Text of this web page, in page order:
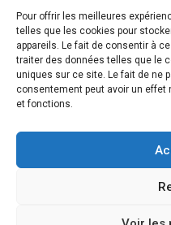
Pour offrir les meilleures
telles que les cookies pour
appareils. Le fait de consentir à
traiter des données telles que le
uniques sur ce site. Le fait de ne
consentement peut avoir un
et fonctions.
89,000€